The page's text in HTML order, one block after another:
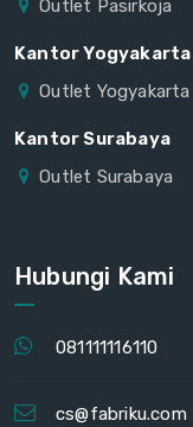
Outlet Pasirkoja
Kantor Yogyakarta
Outlet Yogyakarta
Kantor Surabaya
Outlet Surabaya
Hubungi Kami
081111116110
cs@fabriku.com